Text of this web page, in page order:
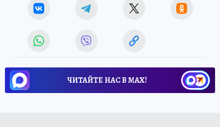
ЧИТАЙТЕ НАС В МАХ!